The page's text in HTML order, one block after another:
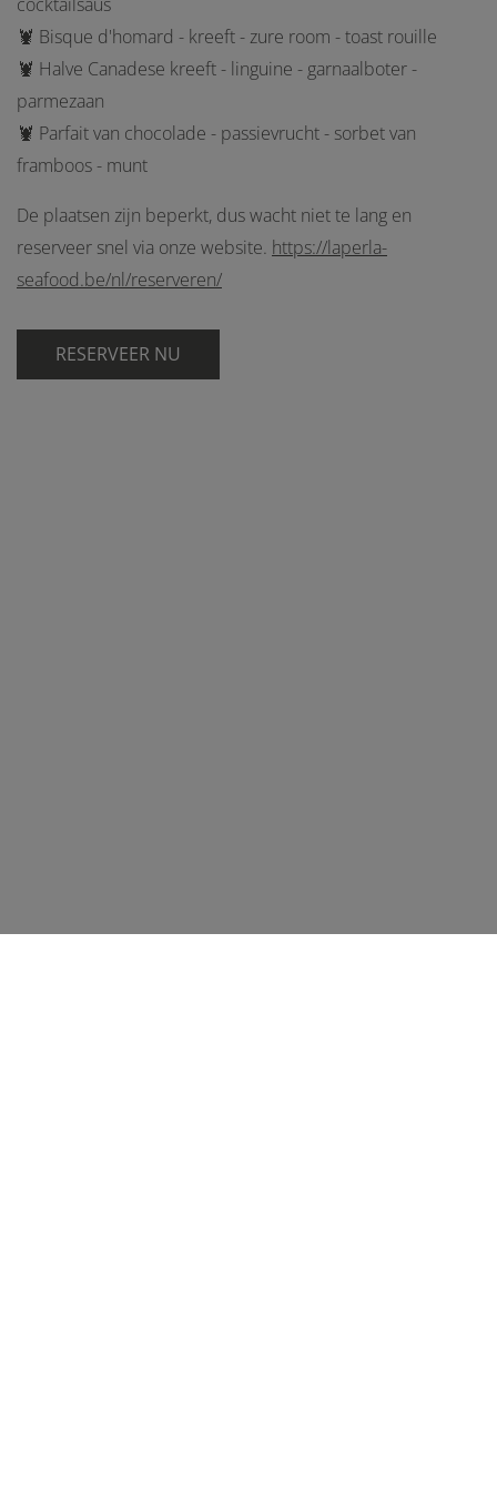
🦞 Bisque d'homard - kreeft - zure room - toast rouille
🦞 Halve Canadese kreeft - linguine - garnaalboter -
parmezaan
🦞 Parfait van chocolade - passievrucht - sorbet van
framboos - munt
De plaatsen zijn beperkt, dus wacht niet te lang en
reserveer snel via onze website. https://laperla-
seafood.be/nl/reserveren/
RESERVEER NU